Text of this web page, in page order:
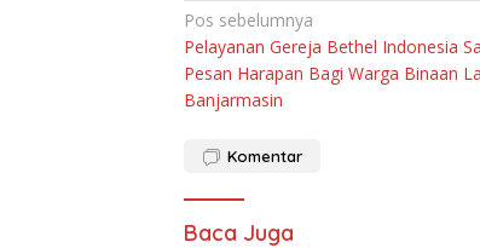
Navigasi
pos
Pos sebelumnya
Pelayanan Gereja Bethel Indonesia
Pesan Harapan Bagi Warga Binaan
Banjarmasin
Komentar
Baca Juga